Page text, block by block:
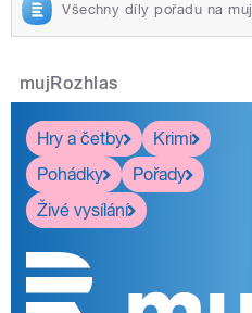
Všechny díly pořadu na
mujRozhlas
Hry a četby
Krimi
Pohádky
Pořady
Živé vysílání